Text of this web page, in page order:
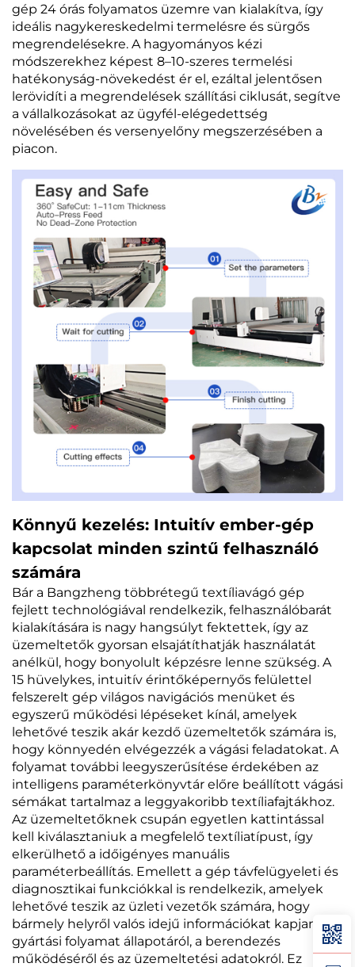
gép 24 órás folyamatos üzemre van kialakítva, így
ideális nagykereskedelmi termelésre és sürgős
megrendelésekre. A hagyományos kézi
módszerekhez képest 8–10-szeres termelési
hatékonyság-növekedést ér el, ezáltal jelentősen
lerövidíti a megrendelések szállítási ciklusát, segítve
a vállalkozásokat az ügyfél-elégedettség
növelésében és versenyelőny megszerzésében a
piacon.
Könnyű kezelés: Intuitív ember-gép
kapcsolat minden szintű felhasználó
számára
Bár a Bangzheng többrétegű textíliavágó gép
fejlett technológiával rendelkezik, felhasználóbarát
kialakítására is nagy hangsúlyt fektettek, így az
üzemeltetők gyorsan elsajátíthatják használatát
anélkül, hogy bonyolult képzésre lenne szükség. A
15 hüvelykes, intuitív érintőképernyős felülettel
felszerelt gép világos navigációs menüket és
egyszerű működési lépéseket kínál, amelyek
lehetővé teszik akár kezdő üzemeltetők számára is,
hogy könnyedén elvégezzék a vágási feladatokat. A
folyamat további leegyszerűsítése érdekében az
intelligens paraméterkönyvtár előre beállított vágási
sémákat tartalmaz a leggyakoribb textíliafajtákhoz.
Az üzemeltetőknek csupán egyetlen kattintással
kell kiválasztaniuk a megfelelő textíliatípust, így
elkerülhető a időigényes manuális
paraméterbeállítás. Emellett a gép távfelügyeleti és
diagnosztikai funkciókkal is rendelkezik, amelyek
lehetővé teszik az üzleti vezetők számára, hogy
bármely helyről valós idejű információkat kapjanak a
gyártási folyamat állapotáról, a berendezés
működéséről és az üzemeltetési adatokról. Ez